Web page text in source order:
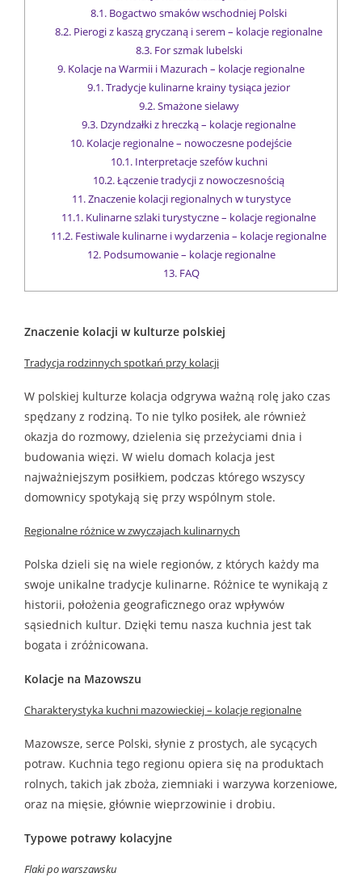
8.1. Bogactwo smaków wschodniej Polski
8.2. Pierogi z kaszą gryczaną i serem – kolacje regionalne
8.3.For szmak lubelski
9. Kolacje na Warmii i Mazurach – kolacje regionalne
9.1.Tradycje kulinarne krainy tysiąca jezior
9.2.Smażone sielawy
9.3. Dzyndzałki z hreczką – kolacje regionalne
10. Kolacje regionalne – nowoczesne podejście
10.1.Interpretacje szefów kuchni
10.2.Łączenie tradycji z nowoczesnością
11.Znaczenie kolacji regionalnych w turystyce
11.1. Kulinarne szlaki turystyczne – kolacje regionalne
11.2. Festiwale kulinarne i wydarzenia – kolacje regionalne
12.Podsumowanie – kolacje regionalne
13.FAQ
Znaczenie kolacji w kulturze polskiej
Tradycja rodzinnych spotkań przy kolacji
W polskiej kulturze kolacja odgrywa ważną rolę jako czas
spędzany z rodziną. To nie tylko posiłek, ale również
okazja do rozmowy, dzielenia się przeżyciami dnia i
budowania więzi. W wielu domach kolacja jest
najważniejszym posiłkiem, podczas którego wszyscy
domownicy spotykają się przy wspólnym stole.
Regionalne różnice w zwyczajach kulinarnych
Polska dzieli się na wiele regionów, z których każdy ma
swoje unikalne tradycje kulinarne. Różnice te wynikają z
historii, położenia geograficznego oraz wpływów
sąsiednich kultur. Dzięki temu nasza kuchnia jest tak
bogata i zróżnicowana.
Kolacje na Mazowszu
Charakterystyka kuchni mazowieckiej – kolacje regionalne
Mazowsze, serce Polski, słynie z prostych, ale sycących
potraw. Kuchnia tego regionu opiera się na produktach
rolnych, takich jak zboża, ziemniaki i warzywa korzeniowe,
oraz na mięsie, głównie wieprzowinie i drobiu.
Typowe potrawy kolacyjne
Flaki po warszawsku